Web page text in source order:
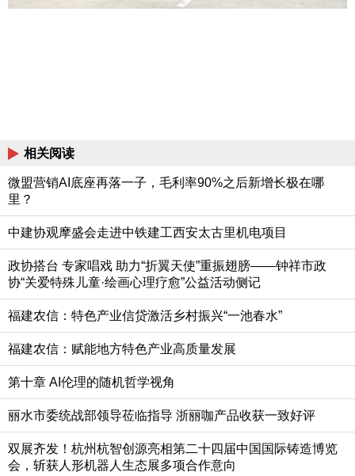
相关阅读
微盟营销AI底座再落一子，毛利率90%之后新增长极在哪
里？
中建协观摩盛会走进中铁建工西安太古里机电项目
政协搭台 专家唱戏 助力“折翼天使”重振翅膀——钟祥市政
协“关爱特殊儿童·绘画心理疗愈”公益活动侧记
福建农信：特色产业信贷激活乡村振兴“一池春水”
福建农信：赋能地方特色产业高质量发展
第十章 AI伦理的随机哲学视角
丽水市委统战部领导莅临指导 浙丽咖产品收获一致好评
双展齐发！杭州杭智创源亮相第二十四届中国国际铸造博览
会，斩获人形机器人生态展多项合作意向